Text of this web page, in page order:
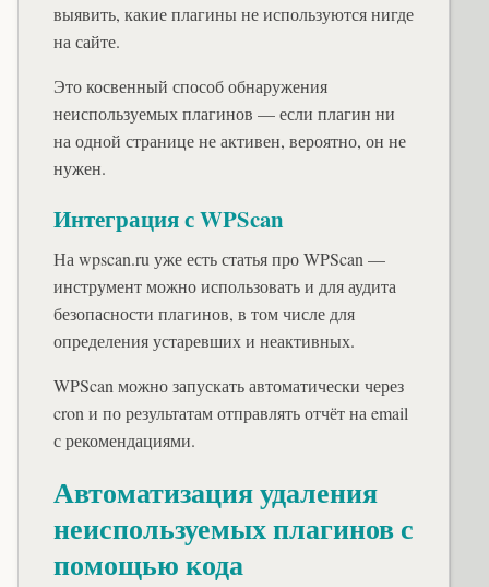
выявить, какие плагины не используются нигде
на сайте.
Это косвенный способ обнаружения
неиспользуемых плагинов — если плагин ни
на одной странице не активен, вероятно, он не
нужен.
Интеграция с WPScan
На wpscan.ru уже есть статья про WPScan —
инструмент можно использовать и для аудита
безопасности плагинов, в том числе для
определения устаревших и неактивных.
WPScan можно запускать автоматически через
cron и по результатам отправлять отчёт на email
с рекомендациями.
Автоматизация удаления
неиспользуемых плагинов с
помощью кода